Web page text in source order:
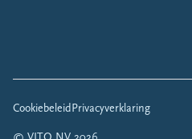
Cookiebeleid Privacyverklaring